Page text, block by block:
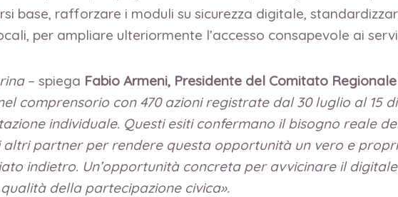
base, rafforzare i moduli su sicurezza digitale,
per ampliare ulteriormente l’accesso consapevole ai
– spiega Fabio Armeni, Presidente del Comitato Regionale
comprensorio con 470 azioni registrate dal 30 luglio al 15
individuale. Questi esiti confermano il bisogno reale
altri partner per rendere questa opportunità un vero e
indietro. Un’opportunità concreta per avvicinare il
della partecipazione civica».